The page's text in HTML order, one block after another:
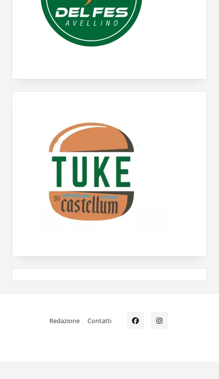
Redazione Contatti